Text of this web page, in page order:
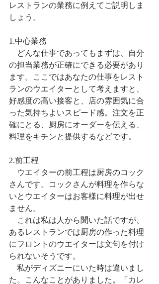
レストランの業務に例えてご説明しま
しょう。
1.中心業務
どんな仕事であってもまずは、自分
の担当業務が正確にできる必要があり
ます。ここではあなたの仕事をレスト
ランのウエイターとして考えますと、
好感度の高い接客と、店の雰囲気に合
った気持ちよいスピード感。注文を正
確にとる、厨房にオーダーを伝える、
料理をキチンと提供するなどです。
2.前工程
ウエイターの前工程は厨房のコック
さんです。コックさんが料理を作らな
いとウエイターはお客様に料理が出せ
ません。
これは私は人から聞いた話ですが、
あるレストランでは厨房の作った料理
にフロントのウエイターは文句を付け
られないそうです。
私がディズニーにいた時は違いまし
た。こんなことがありました。「カレ